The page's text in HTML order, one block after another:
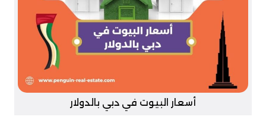
أسعار البيوت في دبي بالدولار